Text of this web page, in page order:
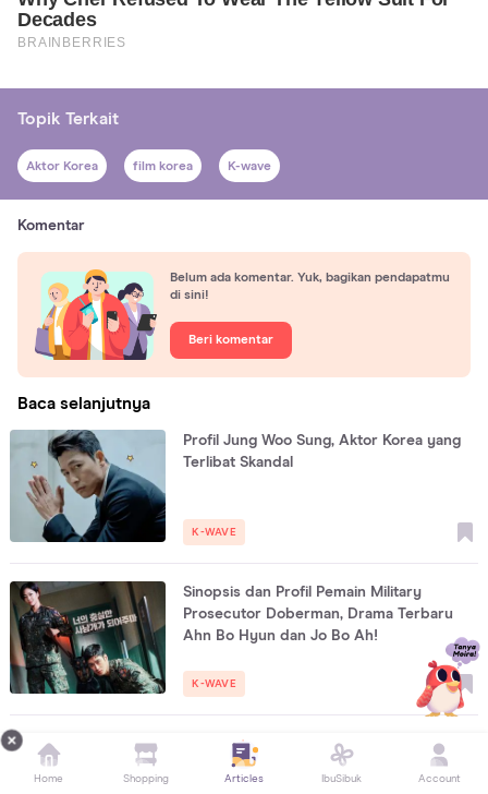
Topik Terkait
Aktor Korea film korea K-wave
Komentar
Belum ada komentar. Yuk, bagikan pendapatmu
di sini!
Beri komentar
Baca selanjutnya
Profil Jung Woo Sung, Aktor Korea yang
Terlibat Skandal
K-WAVE
Sinopsis dan Profil Pemain Military
Prosecutor Doberman, Drama Terbaru
Ahn Bo Hyun dan Jo Bo Ah!
K-WAVE
Highlights Lihat semua
Home Shopping Articles IbuSibuk Account